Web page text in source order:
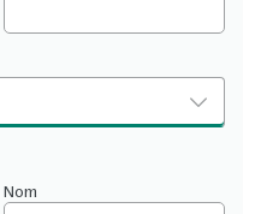
Nom